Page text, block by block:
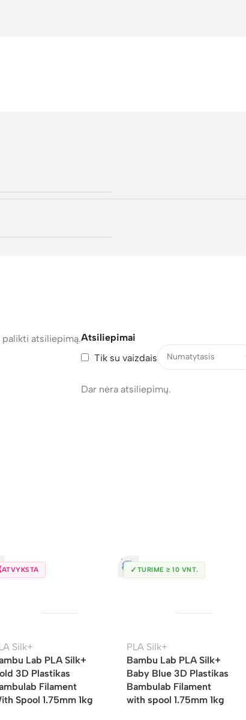
Atsiliepimai
Tik su vaizdais
Dar nėra atsiliepimų.
atsiliepimą.
ATVYKSTA
Silk+
Lab PLA Silk+
3D Plastikas
Filament
Spool 1.75mm 1kg
✓ TURIME ≥ 10 VNT.
PLA Silk+
Bambu Lab PLA Silk+
Baby Blue 3D Plastikas
Bambulab Filament
with spool 1.75mm 1kg